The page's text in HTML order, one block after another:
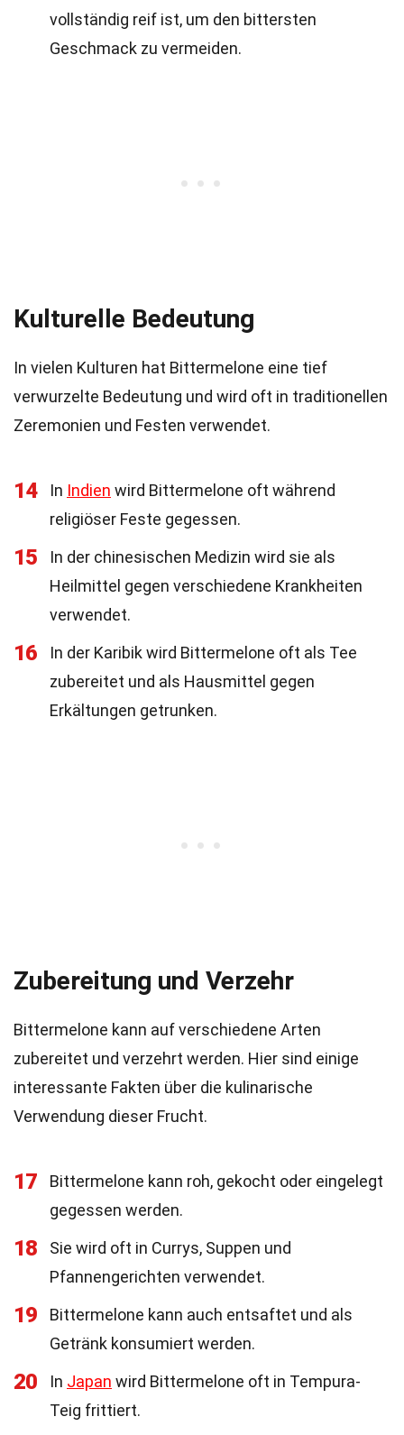
vollständig reif ist, um den bittersten
Geschmack zu vermeiden.
Kulturelle Bedeutung
In vielen Kulturen hat Bittermelone eine tief
verwurzelte Bedeutung und wird oft in traditionellen
Zeremonien und Festen verwendet.
14 In Indien wird Bittermelone oft während
religiöser Feste gegessen.
15
In der chinesischen Medizin wird sie als
Heilmittel gegen verschiedene Krankheiten
verwendet.
16
In der Karibik wird Bittermelone oft als Tee
zubereitet und als Hausmittel gegen
Erkältungen getrunken.
Zubereitung und Verzehr
Bittermelone kann auf verschiedene Arten
zubereitet und verzehrt werden. Hier sind einige
interessante Fakten über die kulinarische
Verwendung dieser Frucht.
17
Bittermelone kann roh, gekocht oder eingelegt
gegessen werden.
18
Sie wird oft in Currys, Suppen und
Pfannengerichten verwendet.
19
Bittermelone kann auch entsaftet und als
Getränk konsumiert werden.
20 In Japan wird Bittermelone oft in Tempura-
Teig frittiert.